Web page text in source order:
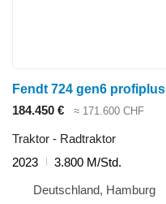
Fendt 724 gen6 profiplus
184.450 €
≈ 171.600 CHF
Traktor - Radtraktor
2023
3.800 M/Std.
Deutschland, Hamburg